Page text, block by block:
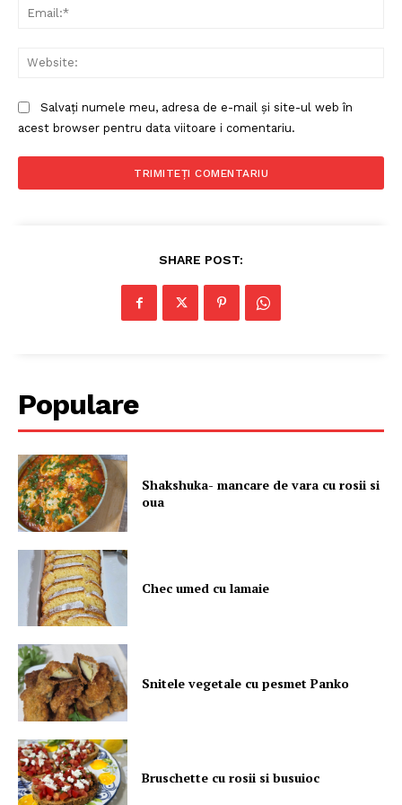
Salvați numele meu, adresa de e-mail și site-ul web în
acest browser pentru data viitoare i comentariu.
SHARE POST:
Populare
Shakshuka- mancare de vara cu rosii si
oua
Chec umed cu lamaie
Snitele vegetale cu pesmet Panko
Bruschette cu rosii si busuioc